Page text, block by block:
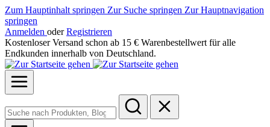
Zum Hauptinhalt springen Zur Suche springen Zur Hauptnavigation
springen
Anmelden oder Registrieren
Kostenloser Versand schon ab 15 € Warenbestellwert für alle
Endkunden innerhalb von Deutschland.